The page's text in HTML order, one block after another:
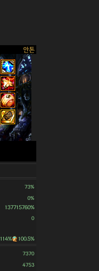
안톤
73%
0%
137715760%
0
114% 100.5%
7370
4753